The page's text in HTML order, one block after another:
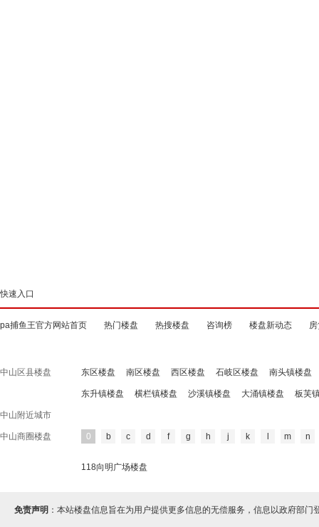
快速入口
pa捕鱼王官方网站首页 热门楼盘 热搜楼盘 咨询榜 楼盘新动态
中山区县楼盘 东区楼盘 南区楼盘 西区楼盘 石岐区楼盘 南头镇楼盘
东升镇楼盘 横栏镇楼盘 沙溪镇楼盘 大涌镇楼盘 板芙
中山附近城市
中山商圈楼盘 0 b c d f g h j k m n
118向明广场楼盘
免责声明 ：本站楼盘信息旨在为用户提供更多信息的无偿服务，信息以政府部门